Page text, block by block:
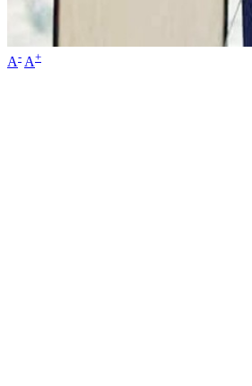
A- A+